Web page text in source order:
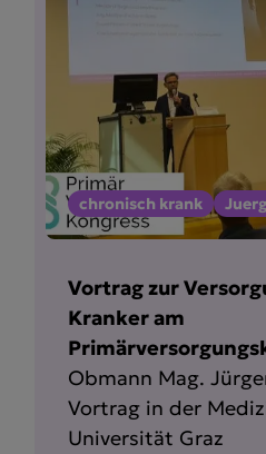
chronisch krank
Vortrag zur
Kranker am
Obmann Mag.
Vortrag in der
Universität Graz